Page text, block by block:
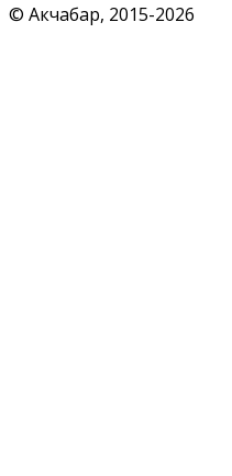
© Акчабар, 2015-2026